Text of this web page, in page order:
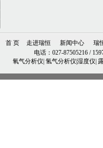
首 页 走进瑞恒 新闻中心
瑞
电话：027-87505216 /
氧气分析仪| 氢气分析仪|湿度仪|